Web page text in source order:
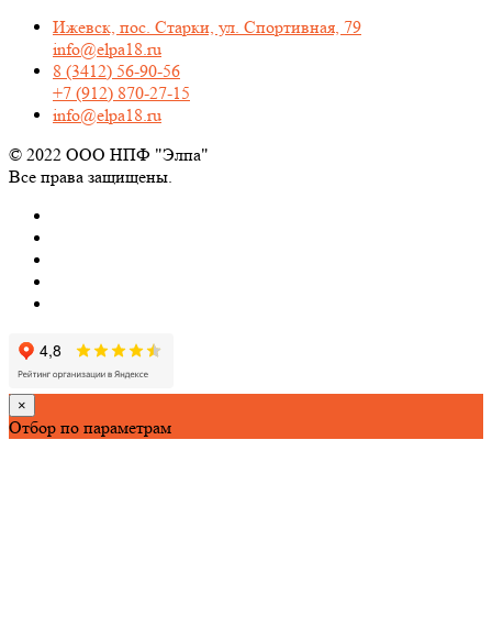
Ижевск, пос. Старки, ул. Спортивная, 79
info@elpa18.ru
8 (3412) 56-90-56
+7 (912) 870-27-15
info@elpa18.ru
© 2022 ООО НПФ "Элпа"
Все права защищены.
×
Отбор по параметрам